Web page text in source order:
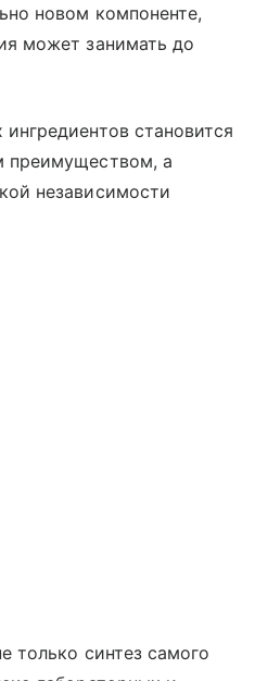
новом компоненте,
может занимать до
становится
преимуществом, а
независимости
только синтез самого